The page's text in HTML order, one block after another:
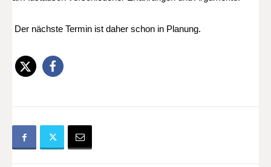
Der nächste Termin ist daher schon in Planung.